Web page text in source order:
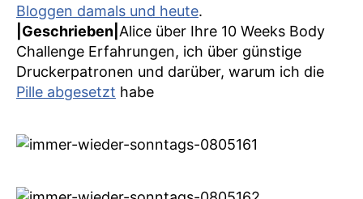
Bloggen damals und heute.
|Geschrieben| Alice über Ihre 10 Weeks Body
Challenge Erfahrungen, ich über günstige
Druckerpatronen und darüber, warum ich die
Pille abgesetzt habe